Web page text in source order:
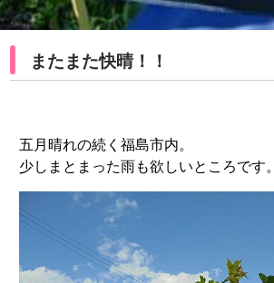
またまた快晴！！
五月晴れの続く福島市内。
少しまとまった雨も欲しいところです。